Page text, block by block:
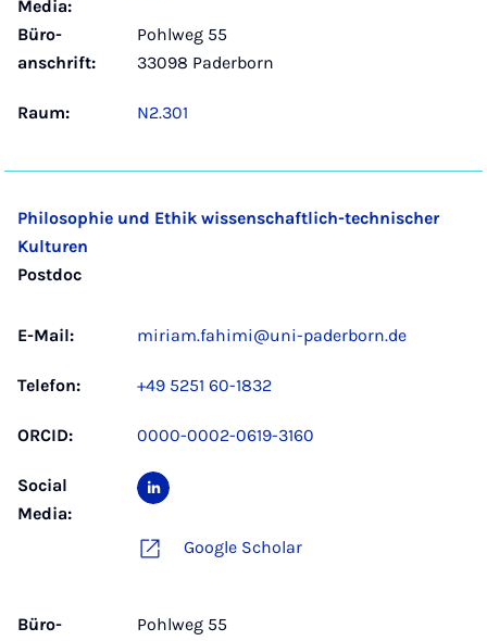
Media:
Büro­
anschrift:
Pohlweg 55
33098 Paderborn
Raum: N2.301
Philosophie und Ethik wissenschaftlich-technischer
Kulturen
Postdoc
E-Mail: miriam.fahimi@uni-paderborn.de
Telefon: +49 5251 60-1832
ORCID: 0000-0002-0619-3160
Social
Media:
Google Scholar
Büro­
Pohlweg 55